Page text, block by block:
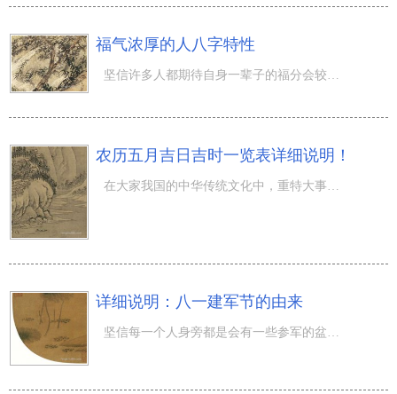
福气浓厚的人八字特性
坚信许多人都期待自身一辈子的福分会较为浓厚，终究若是一辈子都是有福，人生道路当然也便会比较顺利了。而
农历五月吉日吉时一览表详细说明！
在大家我国的中华传统文化中，重特大事儿分配必须挑选黄道吉日哦，那麼农历五月吉日吉时一览表详细说明...
详细说明：八一建军节的由来